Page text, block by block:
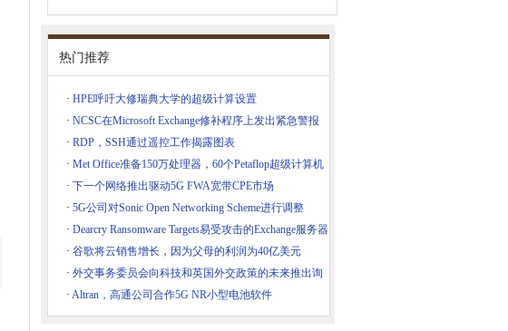
热门推荐
· HPE呼吁大修瑞典大学的超级计算设置
· NCSC在Microsoft Exchange修补程序上发出紧急警报
· RDP，SSH通过遥控工作揭露图表
· Met Office准备150万处理器，60个Petaflop超级计算机
· 下一个网络推出驱动5G FWA宽带CPE市场
· 5G公司对Sonic Open Networking Scheme进行调整
· Dearcry Ransomware Targets易受攻击的Exchange服务器
· 谷歌将云销售增长，因为父母的利润为40亿美元
· 外交事务委员会向科技和英国外交政策的未来推出询
· Altran，高通公司合作5G NR小型电池软件